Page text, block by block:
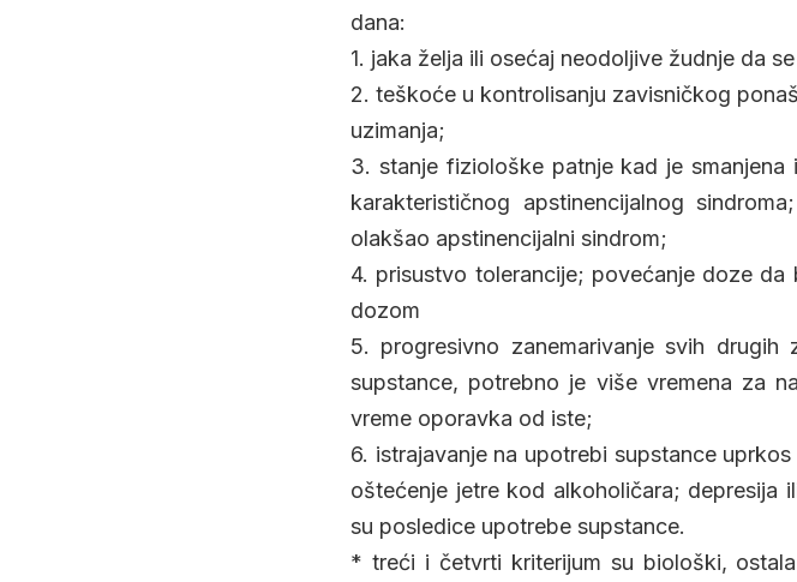
dana:
1. jaka želja ili osećaj neodoljive žudnje da
2. teškoće u kontrolisanju zavisničkog
uzimanja;
3. stanje fiziološke patnje kad je
karakterističnog apstinencijalnog
olakšao apstinencijalni sindrom;
4. prisustvo tolerancije; povećanje doze
dozom
5. progresivno zanemarivanje svih
supstance, potrebno je više vremena za
vreme oporavka od iste;
6. istrajavanje na upotrebi supstance
oštećenje jetre kod alkoholičara; depresija
su posledice upotrebe supstance.
* treći i četvrti kriterijum su biološki,